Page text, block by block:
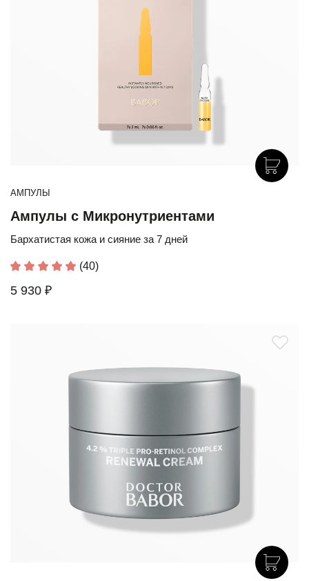
АМПУЛЫ
Ампулы с Микронутриентами
Бархатистая кожа и сияние за 7 дней
(40)
5 930 ₽